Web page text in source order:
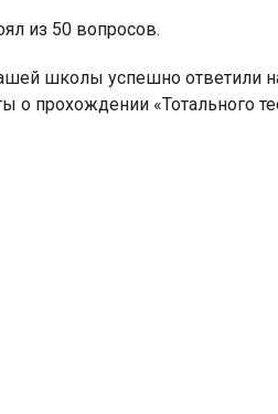
из 50 вопросов.
школы успешно ответили
о прохождении «Тотального